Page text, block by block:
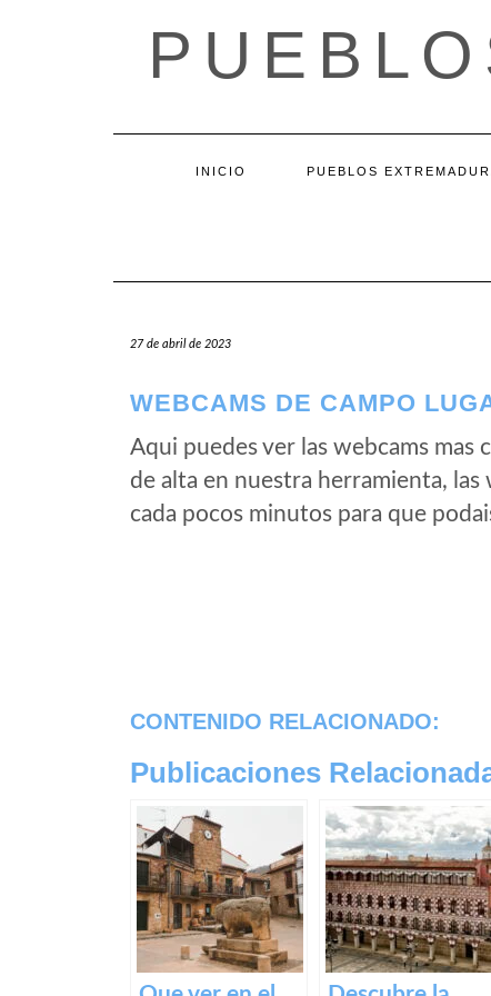
INICIO PUEBLOS
27 de abril de 2023
WEBCAMS DE CAMPO
Aqui puedes ver las webcams mas
de alta en nuestra herramienta, las
cada pocos minutos para que
CONTENIDO RELACIONADO:
Publicaciones